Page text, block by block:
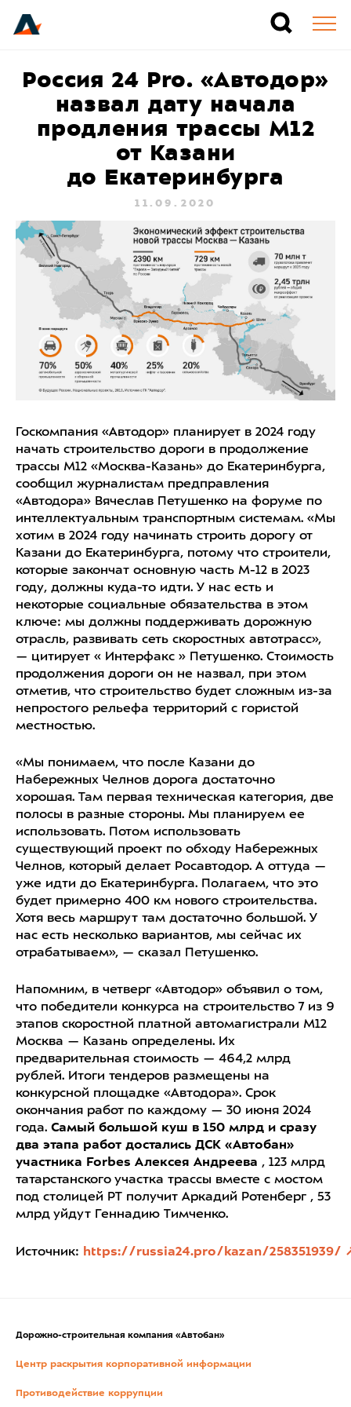
Россия 24 Pro. «Автодор»
назвал дату начала
продления трассы М12
от Казани
до Екатеринбурга
11.09.2020
Госкомпания «Автодор» планирует в 2024 году
начать строительство дороги в продолжение
трассы М12 «Москва-Казань» до Екатеринбурга,
сообщил журналистам предправления
«Автодора» Вячеслав Петушенко на форуме по
интеллектуальным транспортным системам. «Мы
хотим в 2024 году начинать строить дорогу от
Казани до Екатеринбурга, потому что строители,
которые закончат основную часть М-12 в 2023
году, должны куда-то идти. У нас есть и
некоторые социальные обязательства в этом
ключе: мы должны поддерживать дорожную
отрасль, развивать сеть скоростных автотрасс»,
— цитирует « Интерфакс » Петушенко. Стоимость
продолжения дороги он не назвал, при этом
отметив, что строительство будет сложным из-за
непростого рельефа территорий с гористой
местностью.
«Мы понимаем, что после Казани до
Набережных Челнов дорога достаточно
хорошая. Там первая техническая категория, две
полосы в разные стороны. Мы планируем ее
использовать. Потом использовать
существующий проект по обходу Набережных
Челнов, который делает Росавтодор. А оттуда —
уже идти до Екатеринбурга. Полагаем, что это
будет примерно 400 км нового строительства.
Хотя весь маршрут там достаточно большой. У
нас есть несколько вариантов, мы сейчас их
отрабатываем», — сказал Петушенко.
Напомним, в четверг «Автодор» объявил о том,
что победители конкурса на строительство 7 из 9
этапов скоростной платной автомагистрали М12
Москва — Казань определены. Их
предварительная стоимость — 464,2 млрд
рублей. Итоги тендеров размещены на
конкурсной площадке «Автодора». Срок
окончания работ по каждому — 30 июня 2024
года. Самый большой куш в 150 млрд и сразу
два этапа работ достались ДСК «Автобан»
участника Forbes Алексея Андреева , 123 млрд
татарстанского участка трассы вместе с мостом
под столицей РТ получит Аркадий Ротенберг , 53
млрд уйдут Геннадию Тимченко.
Источник: https://russia24.pro/kazan/258351939/
Дорожно-строительная компания «Автобан»
Центр раскрытия корпоративной информации
Противодействие коррупции